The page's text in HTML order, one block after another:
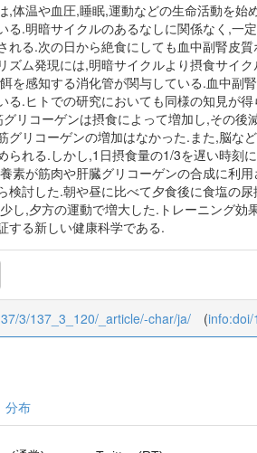
,体温や血圧,睡眠,運動などの生命活動を
る.明暗サイクルのあるなしに関係なく,一
れる.次の日から絶食にしても血中副腎皮
ズム発現には,明暗サイクルより摂食サイ
を感知する消化管が関与している.血中副
る.ヒトでの研究においても同様の知見が
リコーゲンは摂食によって増加し,その
グリコーゲンの増加はなかった.また,脳な
られる.しかし,1日摂食量の1/3を遅い時刻
素が筋肉や肝臓グリコーゲンの合成に利
検討した.朝や昼に比べて夕食後に食塩の
し,夕方の運動で増大した.トレーニング
する新しい健康科学である.
3/137_3_120/_article/-char/ja/ (
分布